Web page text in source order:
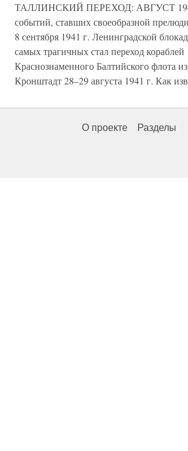
ТАЛЛИНСКИЙ ПЕРЕХОД: АВГУСТ
событий, ставших своеобразной
8 сентября 1941 г. Ленинградской
самых трагичных стал переход кораблей
Краснознаменного Балтийского флота
Кронштадт 28–29 августа 1941 г. Как
О проекте Разделы